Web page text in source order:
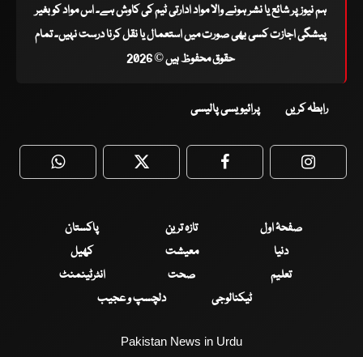
ہم نیوز پر شائع یا نشر ہونے والا مواد ادارتی ٹیم کی کاوش ہے۔ اس مواد کو بغیر
پیشگی اجازت کسی بھی صورت میں استعمال یا نقل کرنا درست نہیں۔ تمام
حقوق محفوظ ہیں © 2026
رابطہ کریں پرائیویسی پالیسی
WhatsApp Twitter Facebook
صفحۂ اول تازہ ترین
پاکستان
دنیا
معیشت
کھیل
تعلیم
صحت
انٹرٹینمنٹ
ٹیکنالوجی
دلچسپ و عجیب
Pakistan News in Urdu